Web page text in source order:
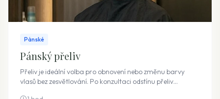
Pánské
Pánský přeliv
Přeliv je ideální volba pro obnovení nebo změnu barvy
vlasů bez zesvětlování. Po konzultaci odstínu přeliv